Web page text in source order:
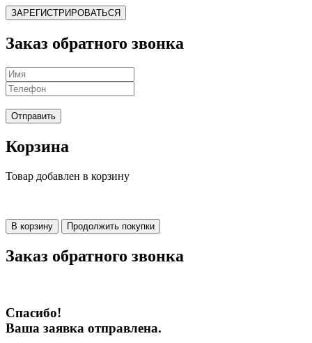
ЗАРЕГИСТРИРОВАТЬСЯ
Заказ обратного звонка
Отправить
Корзина
Товар добавлен в корзину
В корзину Продолжить покупки
Заказ обратного звонка
Спасибо!
Ваша заявка отправлена.